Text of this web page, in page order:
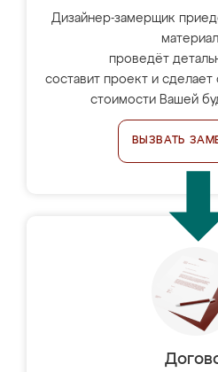
Дизайнер-замерщик
проведёт
составит проект и сделает
стоимости Вашей
ВЫЗВАТЬ